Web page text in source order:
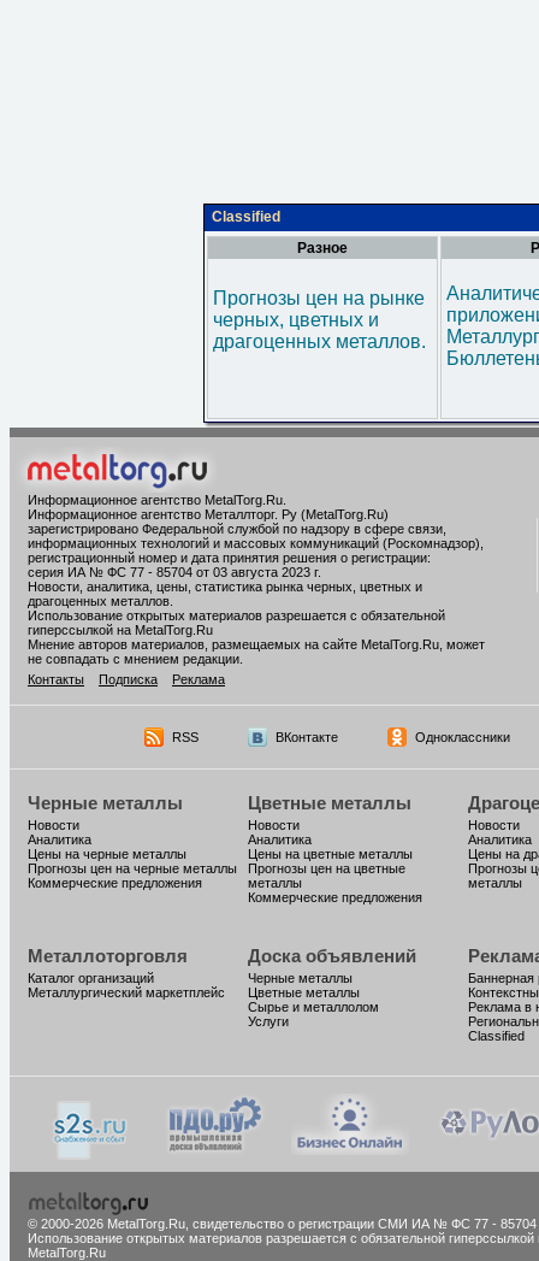
Classified
Разное
Прогнозы цен на рынке
черных, цветных и
драгоценных металлов.
Информационное агентство MetalTorg.Ru
Информационное агентство Металлторг. Ру (MetalTorg.Ru)
зарегистрировано Федеральной службой по надзору в сфере связи,
информационных технологий и массовых коммуникаций (Роскомнадзор),
регистрационный номер и дата принятия решения о регистрации:
серия ИА № ФС 77 - 85704 от 03 августа 2023 г.
Новости, аналитика, цены, статистика рынка черных, цветных и
драгоценных металлов.
Использование открытых материалов разрешается с обязательной
гиперссылкой на MetalTorg.Ru
Мнение авторов материалов, размещаемых на сайте MetalTorg.Ru, может
не совпадать с мнением редакции.
Контакты
Подписка Реклама
RSS ВКонтакте Одноклассники
Черные металлы
Новости
Аналитика
Цены на черные металлы
Прогнозы цен на черные металлы
Коммерческие предложения
Цветные металлы
Новости
Аналитика
Цены на цветные металлы
Прогнозы цен на цветные
металлы
Коммерческие предложения
Новости
Аналитика
Цены на
Прогнозы
металлы
Металлоторговля
Каталог организаций
Металлургический маркетплейс
Доска объявлений
Черные металлы
Цветные металлы
Сырье и металлолом
Услуги
Баннерная
Реклама в
Classified
© 2000-2026 MetalTorg.Ru, cвидетельство о регистрации СМИ ИА № ФС 77 - 85704
Использование открытых материалов разрешается с обязательной гиперссылкой
MetalTorg.Ru